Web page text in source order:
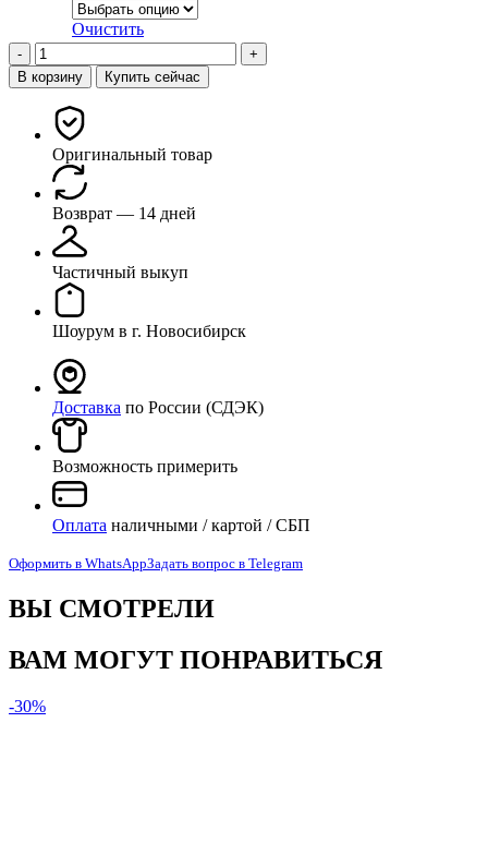
Очистить
Количество
товара
Толстовка
В корзину Купить сейчас
Оригинальный товар
Возврат — 14 дней
Частичный выкуп
Шоурум в г. Новосибирск
Доставка по России (СДЭК)
Возможность примерить
Оплата наличными / картой / СБП
Оформить в WhatsAppЗадать вопрос в Telegram
ВЫ СМОТРЕЛИ
ВАМ МОГУТ ПОНРАВИТЬСЯ
-30%